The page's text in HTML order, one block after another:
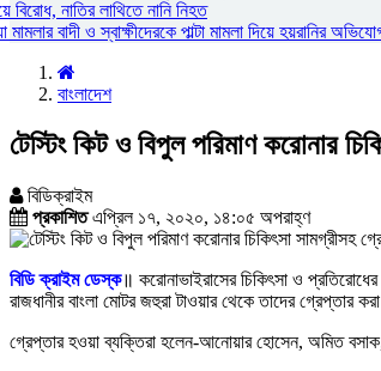
বিরোধ, নাতির লাথিতে নানি নিহত
বাদী ও স্বাক্ষীদেরকে পাল্টা মামলা দিয়ে হয়রানির
বাংলাদেশ
টেস্টিং কিট ও বিপুল পরিমাণ করোনার
বিডিক্রাইম
প্রকাশিতএপ্রিল ১৭, ২০২০, ১৪:০৫ অপরাহ্ণ
বিডি ক্রাইম ডেস্ক॥ করোনাভাইরাসের চিকিৎসা ও
রাজধানীর বাংলা মোটর জহুরা টাওয়ার থেকে তাদের গ্রেপ্তার
গ্রেপ্তার হওয়া ব্যক্তিরা হলেন-আনোয়ার হোসেন, অমিত